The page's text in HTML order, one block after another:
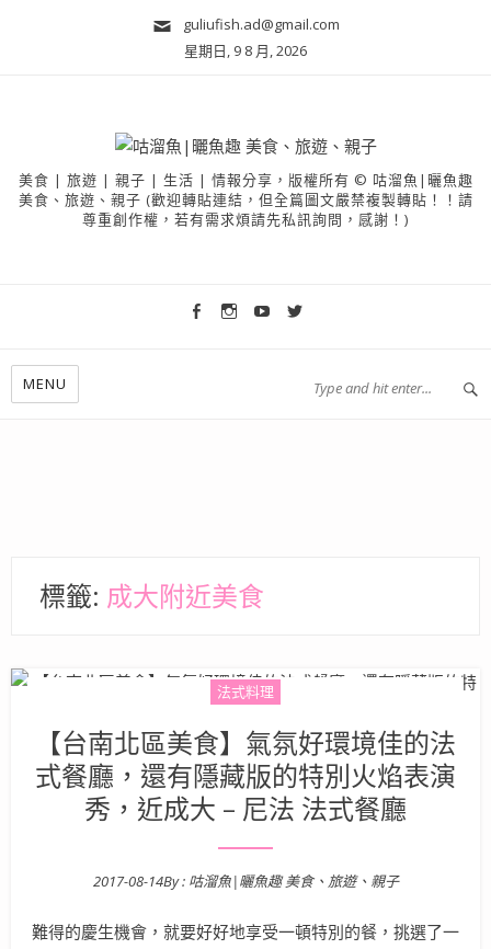
guliufish.ad@gmail.com
星期日, 9 8 月, 2026
美食 | 旅遊 | 親子 | 生活 | 情報分享，版權所有 © 咕溜魚|曬魚趣
美食、旅遊、親子 (歡迎轉貼連結，但全篇圖文嚴禁複製轉貼！！請
尊重創作權，若有需求煩請先私訊詢問，感謝！)
MENU
標籤: 成大附近美食
法式料理
【台南北區美食】氣氛好環境佳的法
式餐廳，還有隱藏版的特別火焰表演
秀，近成大 – 尼法 法式餐廳
Posted on
2017-08-14By : 咕溜魚|曬魚趣 美食、旅遊、親子
難得的慶生機會，就要好好地享受一頓特別的餐，挑選了一